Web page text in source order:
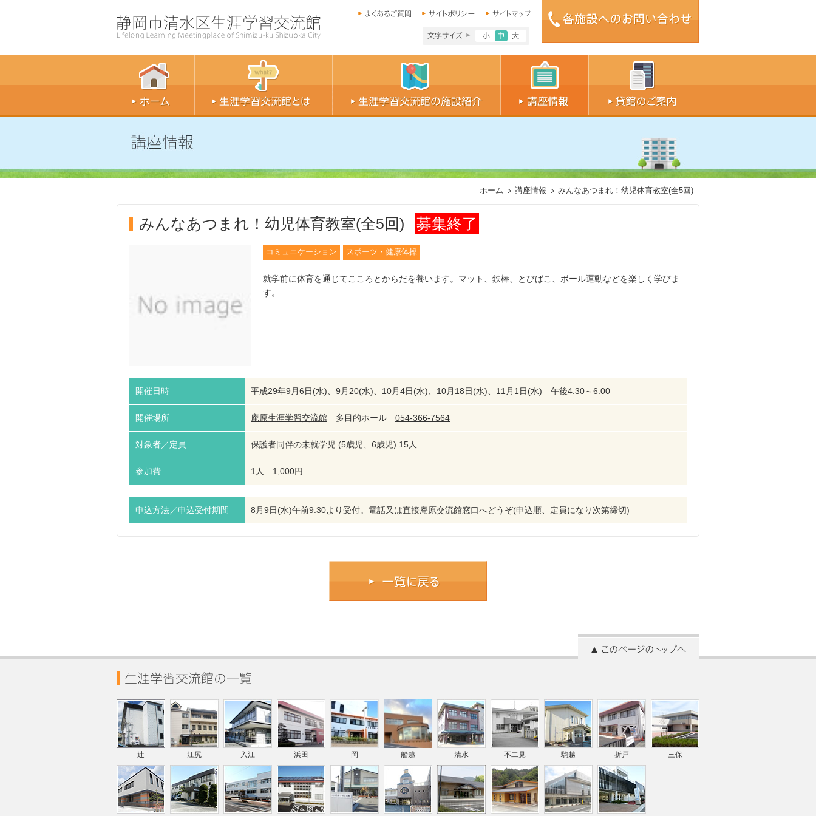
文字サイズ小
文字サイズ中
ホーム 講座情報 みんなあつまれ！幼児体育教室(全5回)
みんなあつまれ！幼児体育教室(全5回) 募集終了
コミュニケーション スポーツ・健康体操
就学前に体育を通じてこころとからだを養います。マット、鉄棒、とびばこ、ボール運動などを楽しく学びま
す。
開催日時 平成29年9月6日(水)、9月20(水)、10月4日(水)、10月18日(水)、11月1日(水) 午後4:30～6:00
開催場所 庵原生涯学習交流館 多目的ホール 054-366-7564
対象者／定員 保護者同伴の未就学児 (5歳児、6歳児) 15人
参加費 1人 1,000円
申込方法／申込受付期間 8月9日(水)午前9:30より受付。電話又は直接庵原交流館窓口へどうぞ(申込順、定員になり次第締切)
辻 江尻 入江 浜田 岡 船越 清水 不二見 駒越 折戸 三保